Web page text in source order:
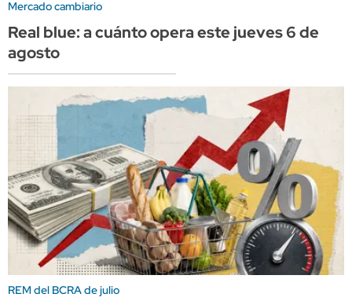
Mercado cambiario
Real blue: a cuánto opera este jueves 6 de
agosto
REM del BCRA de julio